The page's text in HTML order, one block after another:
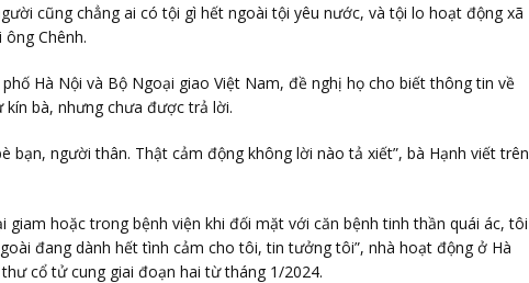
cũng chẳng ai có tội gì hết ngoài tội yêu nước, và tội lo hoạt động xã
Chênh.
Hà Nội và Bộ Ngoại giao Việt Nam, đề nghị họ cho biết thông tin về
bà, nhưng chưa được trả lời.
bạn, người thân. Thật cảm động không lời nào tả xiết”, bà Hạnh viết trên
giam hoặc trong bệnh viện khi đối mặt với căn bệnh tinh thần quái ác, tôi
đang dành hết tình cảm cho tôi, tin tưởng tôi”, nhà hoạt động ở Hà
cổ tử cung giai đoạn hai từ tháng 1/2024.